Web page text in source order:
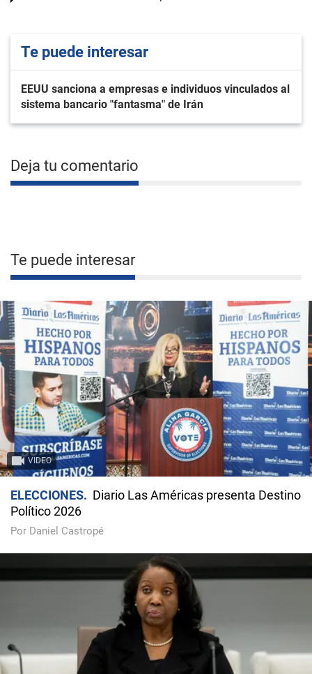
Te puede interesar
EEUU sanciona a empresas e individuos vinculados al
sistema bancario "fantasma" de Irán
Deja tu comentario
Te puede interesar
VIDEO
ELECCIONES
Diario Las Américas presenta Destino
Político 2026
Por Daniel Castropé